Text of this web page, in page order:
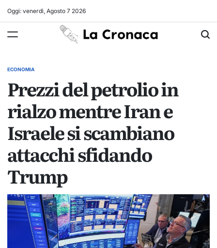
Oggi: venerdì, Agosto 7 2026
La
Cronaca
POSTED
ECONOMIA
Prezzi del petrolio in
rialzo mentre Iran e
Israele si scambiano
attacchi sfidando
Trump